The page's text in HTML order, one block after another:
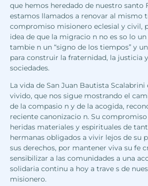
que hemos heredado de nuestro santo
estamos llamados a renovar al mismo
compromiso misionero eclesial y civil,
idea de que la migracio n no es so lo un
tambie n un “signo de los tiempos” y
para construir la fraternidad, la justicia
sociedades.
La vida de San Juan Bautista Scalabrini
vivido, que nos sigue mostrando el
de la compasio n y de la acogida,
reciente canonizacio n. Su
heridas materiales y espirituales de
hermanas obligados a vivir lejos de su
sus derechos, por mantener viva su fe
sensibilizar a las comunidades a una
solidaria continu a hoy a trave s de
misionero.